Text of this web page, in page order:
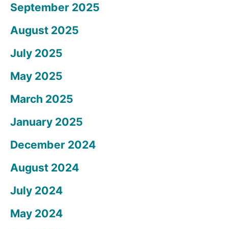
September 2025
August 2025
July 2025
May 2025
March 2025
January 2025
December 2024
August 2024
July 2024
May 2024